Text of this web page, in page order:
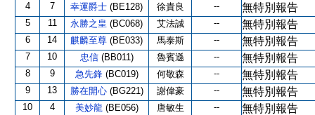
4 7 幸運爵士 (BE128) 徐貴良 -- 無特別報告
5 11 永勝之皇 (BC068) 艾法誠 -- 無特別報告
6 14 麒麟至尊 (BE033) 馬泰斯 -- 無特別報告
7 10 忠信 (BB011) 魯賓遜 -- 無特別報告
8 9 急先鋒 (BC019) 何敬森 -- 無特別報告
9 13 勝在開心 (BG221) 謝偉豪 -- 無特別報告
10 4 美妙龍 (BE056) 唐敏生 -- 無特別報告